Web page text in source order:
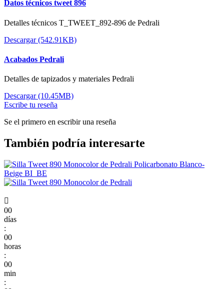
Datos técnicos tweet 896
Detalles técnicos T_TWEET_892-896 de Pedrali
Descargar (542.91KB)
Acabados Pedrali
Detalles de tapizados y materiales Pedrali
Descargar (10.45MB)
Escribe tu reseña
Se el primero en escribir una reseña
También podría interesarte

00
días
:
00
horas
:
00
min
: